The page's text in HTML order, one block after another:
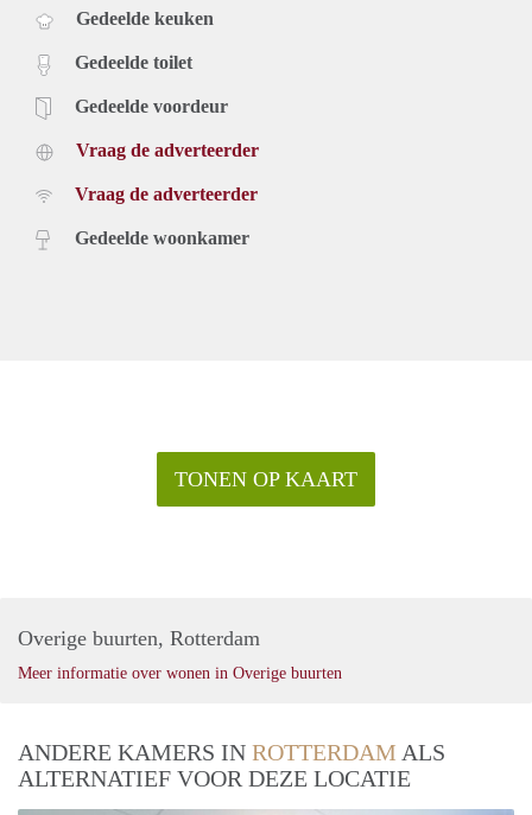
Gedeelde keuken
Gedeelde toilet
Gedeelde voordeur
Vraag de adverteerder
Vraag de adverteerder
Gedeelde woonkamer
TONEN OP KAART
Overige buurten, Rotterdam
Meer informatie over wonen in Overige buurten
ANDERE KAMERS IN ROTTERDAM ALS
ALTERNATIEF VOOR DEZE LOCATIE